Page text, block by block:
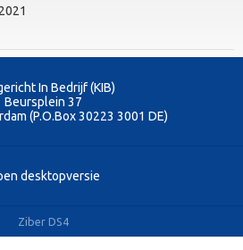
In Bedrijf (KIB)
Beursplein 37
(P.O.Box 30223 3001 DE)
desktopversie
Ziber DS4